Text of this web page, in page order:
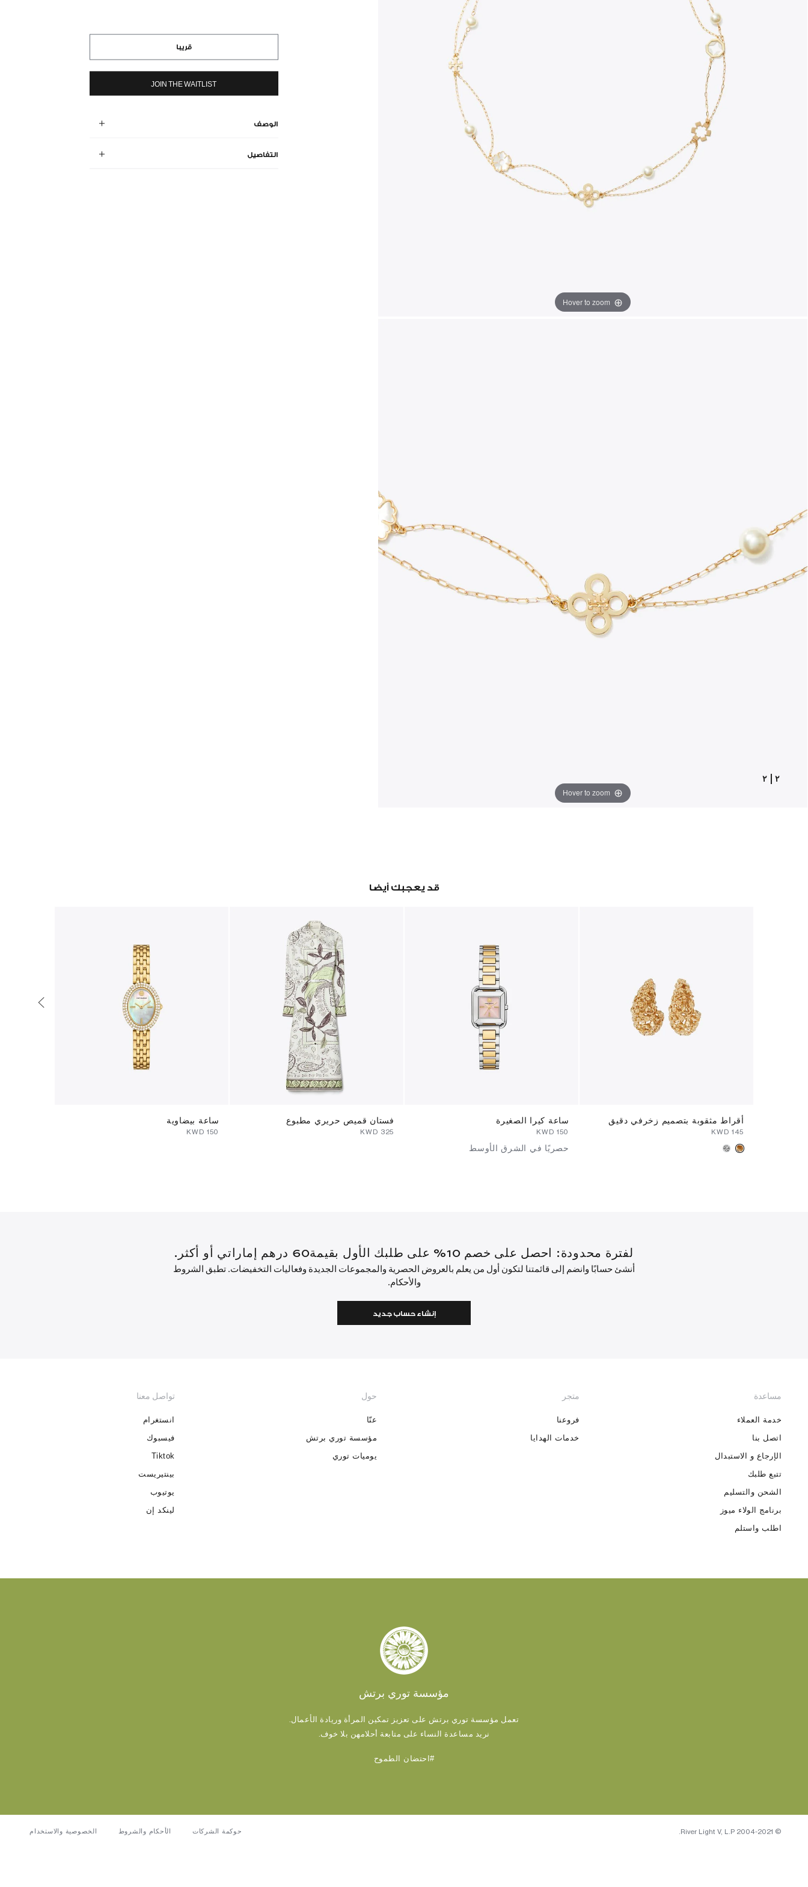
Hover to zoom
Hover to zoom
٢| ٢
قريبا
JOIN THE WAITLIST
الوصف
التفاصيل
قد يعجبك أيضا
أقراط مثقوبة بتصميم زخرفي دقيق ساعة كيرا الصغيرة
حصريًا في الشرق الأوسط
فستان قميص حريري مطبوع ساعة بيضاوية
لفترة محدودة: احصل على خصم 10% على طلبك الأول بقيمة60 درهم إماراتي أو أكثر.
أنشئ حسابًا وانضم إلى قائمتنا لتكون أول من يعلم بالعروض الحصرية والمجموعات الجديدة وفعاليات التخفيضات. تطبق الشروط
والأحكام.
إنشاء حساب جديد
مساعدة
خدمة العملاء
اتصل بنا
الإرجاع و الاستبدال
تتبع طلبك
الشحن والتسليم
برنامج الولاء ميوز
اطلب واستلم
متجر
فروعنا
خدمات الهدايا
حول
عنّا
مؤسسة توري برتش
يوميات توري
تواصل معنا
انستغرام
فيسبوك
Tiktok
بينتيريست
يوتيوب
لينكد إن
مؤسسة توري برتش
تعمل مؤسسة توري برتش على تعزيز تمكين المرأة وريادة الأعمال.
نريد مساعدة النساء على متابعة أحلامهن بلا خوف.
#احتضان الطموح
© 2004-2021 River Light V, L.P. حوكمة الشركات الأحكام والشروط الخصوصية والاستخدام